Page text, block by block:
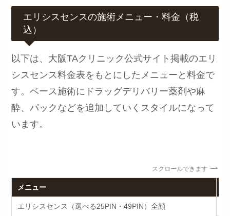
エリシスセンスの施術メニュー・料金（税
込）
以下は、大阪TAクリニック公式サイト掲載のエリ
シスセンス料金表をもとにしたメニューと料金で
す。ベース施術にドラッグデリバリー薬剤や麻
酔、パックなどを追加していくスタイルになって
います。
スクロールできます
メニュー
エリシスセンス（選べる25PIN・49PIN）全顔